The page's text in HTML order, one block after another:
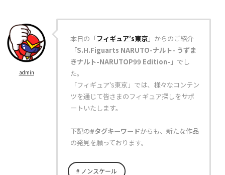
admin
本日の「フィギュア’s東京 」からのご紹介
「S.H.Figuarts NARUTO-ナルト- うずま
きナルト-NARUTOP99 Edition- 」でし
た。
「フィギュア's東京」では、様々なコンテン
ツを通じて皆さまのフィギュア探しをサポ
ートいたします。
下記の#タグキーワードからも、新たな作品
の発見を願っております。
ノンスケール